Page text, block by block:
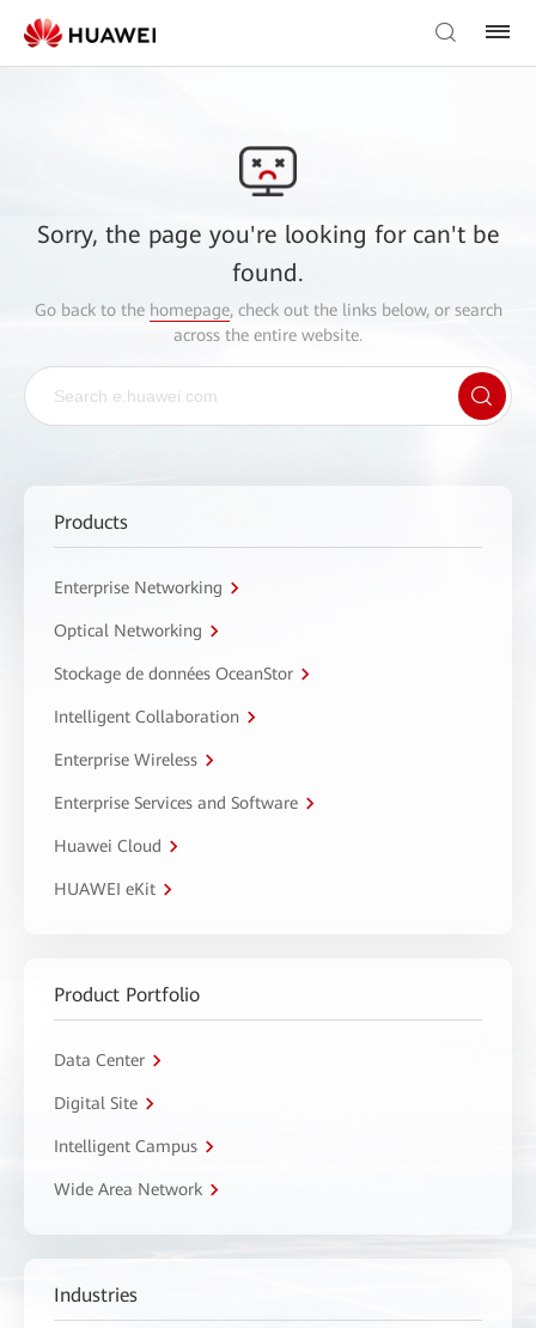
Sorry, the page you're looking for can't be
found.
Go back to the homepage, check out the links below, or search
across the entire website.
Products
Enterprise Networking
Optical Networking
Stockage de données OceanStor
Intelligent Collaboration
Enterprise Wireless
Enterprise Services and Software
Huawei Cloud
HUAWEI eKit
Product Portfolio
Data Center
Digital Site
Intelligent Campus
Wide Area Network
Industries